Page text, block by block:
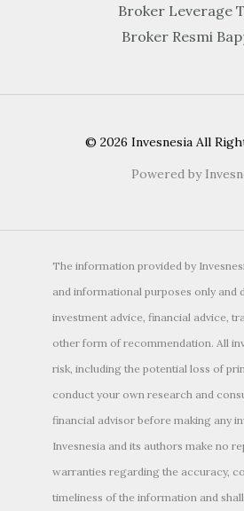
Broker Leverage
Broker Resmi
© 2026 Invesnesia All
Powered by
The information provided by
and informational purposes only and
investment advice, financial advice,
other form of recommendation. All
risk, including the potential loss of
conduct your own research and
financial advisor before making any
Invesnesia and its authors make no
warranties regarding the accuracy,
timeliness of the information and